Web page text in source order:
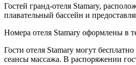
Гостей гранд-отеля Stamary,
плавательный бассейн и
Номера отеля Stamary оформлены в
Гости отеля Stamary могут
сеансы массажа. В распоряжении